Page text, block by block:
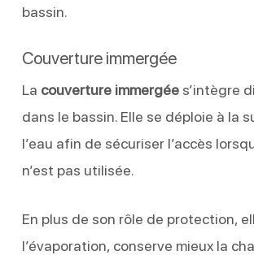
bassin.
Couverture immergée
La couverture immergées’intègre
dans le bassin. Elle se déploie à la
l’eau afin de sécuriser l’accès
n’est pas utilisée.
En plus de son rôle de protection,
l’évaporation, conserve mieux la